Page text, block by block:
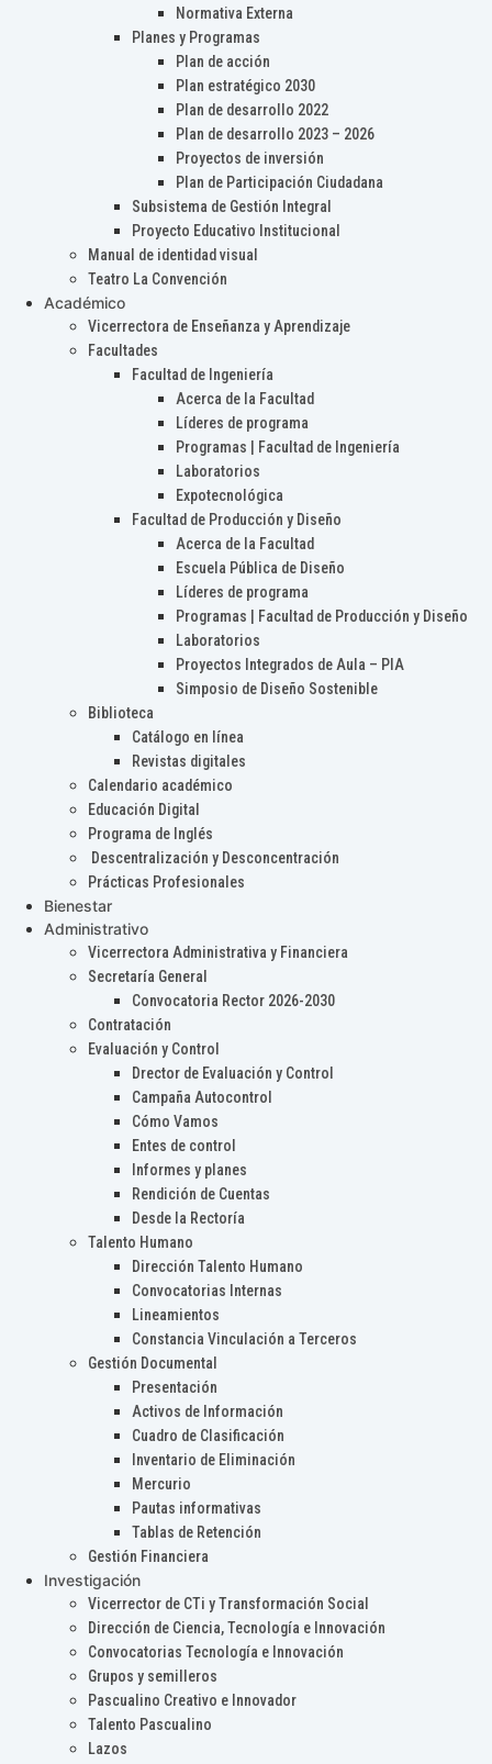
Normativa Externa
Planes y Programas
Plan de acción
Plan estratégico 2030
Plan de desarrollo 2022
Plan de desarrollo 2023 – 2026
Proyectos de inversión
Plan de Participación Ciudadana
Subsistema de Gestión Integral
Proyecto Educativo Institucional
Manual de identidad visual
Teatro La Convención
Académico
Vicerrectora de Enseñanza y Aprendizaje
Facultades
Facultad de Ingeniería
Acerca de la Facultad
Líderes de programa
Programas | Facultad de Ingeniería
Laboratorios
Expotecnológica
Facultad de Producción y Diseño
Acerca de la Facultad
Escuela Pública de Diseño
Líderes de programa
Programas | Facultad de Producción y Diseño
Laboratorios
Proyectos Integrados de Aula – PIA
Simposio de Diseño Sostenible
Biblioteca
Catálogo en línea
Revistas digitales
Calendario académico
Educación Digital
Programa de Inglés
Descentralización y Desconcentración
Prácticas Profesionales
Bienestar
Administrativo
Vicerrectora Administrativa y Financiera
Secretaría General
Convocatoria Rector 2026-2030
Contratación
Evaluación y Control
Drector de Evaluación y Control
Campaña Autocontrol
Cómo Vamos
Entes de control
Informes y planes
Rendición de Cuentas
Desde la Rectoría
Talento Humano
Dirección Talento Humano
Convocatorias Internas
Lineamientos
Constancia Vinculación a Terceros
Gestión Documental
Presentación
Activos de Información
Cuadro de Clasificación
Inventario de Eliminación
Mercurio
Pautas informativas
Tablas de Retención
Gestión Financiera
Investigación
Vicerrector de CTi y Transformación Social
Dirección de Ciencia, Tecnología e Innovación
Convocatorias Tecnología e Innovación
Grupos y semilleros
Pascualino Creativo e Innovador
Talento Pascualino
Lazos